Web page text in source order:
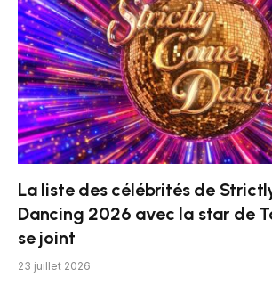
La liste des célébrités de
Dancing 2026 avec la star de
se joint
23 juillet 2026